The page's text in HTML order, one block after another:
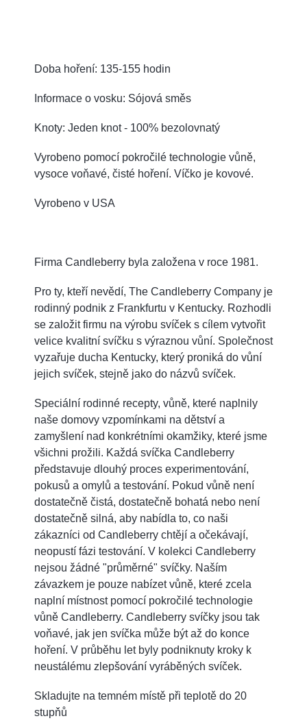
Doba hoření: 135-155 hodin
Informace o vosku: Sójová směs
Knoty: Jeden knot - 100% bezolovnatý
Vyrobeno pomocí pokročilé technologie vůně,
vysoce voňavé, čisté hoření. Víčko je kovové.
Vyrobeno v USA
Firma Candleberry byla založena v roce 1981.
Pro ty, kteří nevědí, The Candleberry Company je
rodinný podnik z Frankfurtu v Kentucky. Rozhodli
se založit firmu na výrobu svíček s cílem vytvořit
velice kvalitní svíčku s výraznou vůní. Společnost
vyzařuje ducha Kentucky, který proniká do vůní
jejich svíček, stejně jako do názvů svíček.
Speciální rodinné recepty, vůně, které naplnily
naše domovy vzpomínkami na dětství a
zamyšlení nad konkrétními okamžiky, které jsme
všichni prožili. Každá svíčka Candleberry
představuje dlouhý proces experimentování,
pokusů a omylů a testování. Pokud vůně není
dostatečně čistá, dostatečně bohatá nebo není
dostatečně silná, aby nabídla to, co naši
zákazníci od Candleberry chtějí a očekávají,
neopustí fázi testování. V kolekci Candleberry
nejsou žádné "průměrné" svíčky. Naším
závazkem je pouze nabízet vůně, které zcela
naplní místnost pomocí pokročilé technologie
vůně Candleberry. Candleberry svíčky jsou tak
voňavé, jak jen svíčka může být až do konce
hoření. V průběhu let byly podniknuty kroky k
neustálému zlepšování vyráběných svíček.
Skladujte na temném místě při teplotě do 20
stupňů